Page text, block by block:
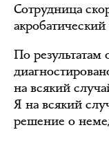
Сотрудница
По результатам
на всякий
Я на всякий
решение о